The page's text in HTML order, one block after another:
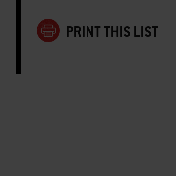
PRINT THIS LIST